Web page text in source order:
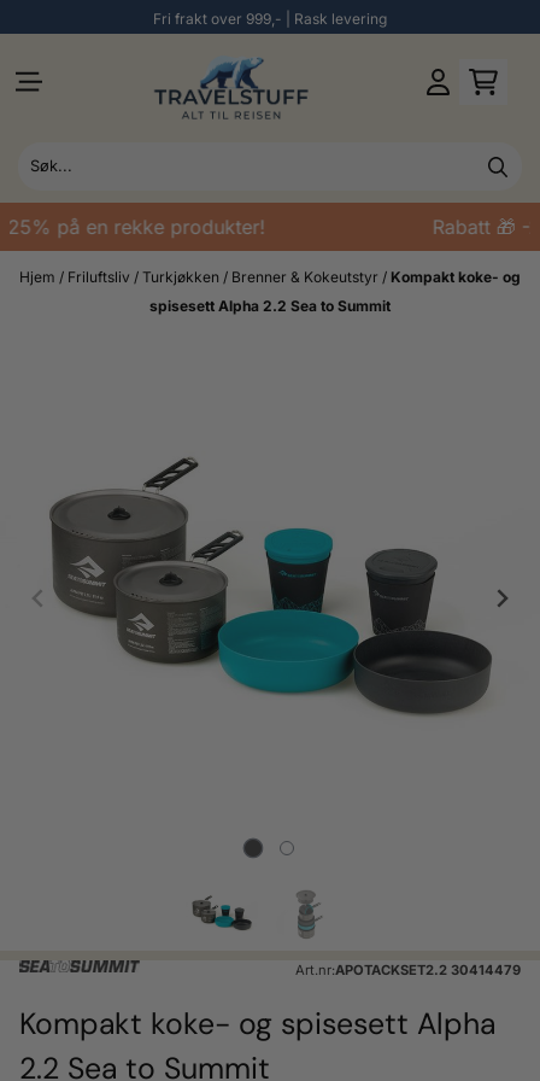
Fri frakt over 999,- | Rask levering
på en rekke produkter! Rabatt 🎁 -
Hjem / Friluftsliv / Turkjøkken / Brenner & Kokeutstyr / Kompakt koke- og
spisesett Alpha 2.2 Sea to Summit
Art.nr:APOTACKSET2.2 30414479
Kompakt koke- og spisesett Alpha
2.2 Sea to Summit